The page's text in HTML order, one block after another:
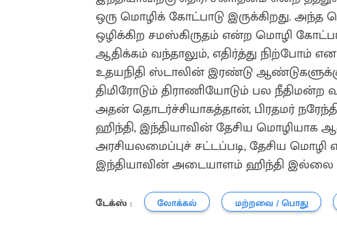
ஒரு மொழிக் கோட்பாடு இருக்கிறது.
ஒழிக்கிற சமஸ்கிருதம் என்ற மொழி
ஆதிக்கம் வந்தாலும், எதிர்த்து நிற்போம்
உதயநிதி ஸ்டாலின் இரண்டு
திமிரோடும் திராணியோடும் பல
அதன் தொடர்ச்சியாகத்தான், பிரதமர்
ஹிந்தி, இந்தியாவின் தேசிய மொழியாக
அரசியலமைப்புச் சட்டப்படி, தேசிய
இந்தியாவின் அடையாளம் ஹிந்தி இல்லை
டேக்ஸ் : லோக்கல் மற்றவை / பொது